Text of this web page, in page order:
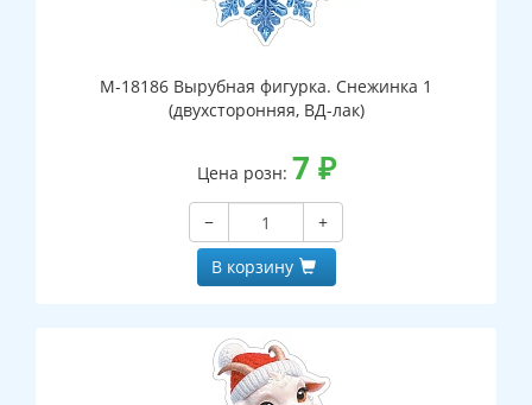
М-18186 Вырубная фигурка. Снежинка 1
(двухсторонняя, ВД-лак)
Цена розн: 7 ₽
−
+
В корзину